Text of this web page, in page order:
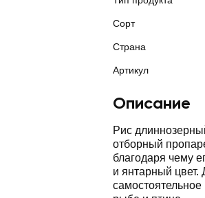
Сорт
Страна
Артикул
Описание
Рис
отборный
благодаря чему
и янтарный
самостоятельное